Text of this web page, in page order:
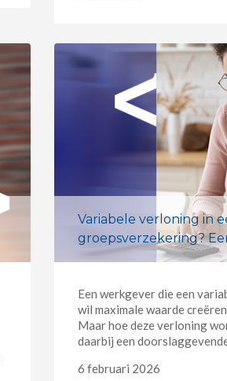
Variabele verloning in
groepsverzekering?
Een werkgever die een
wil maximale waarde
Maar hoe deze verloning
daarbij een
6 februari 2026